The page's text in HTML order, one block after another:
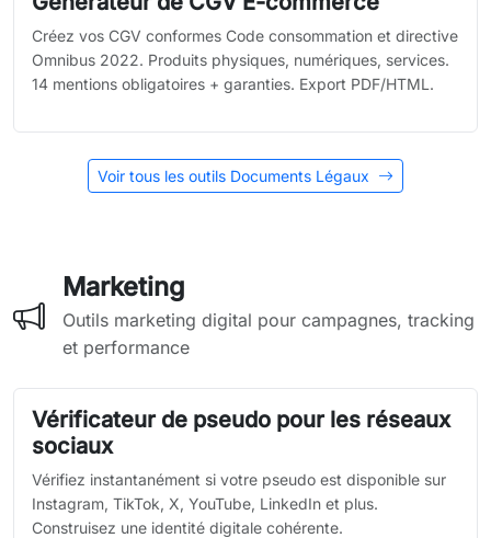
Créez vos CGV conformes Code consommation et directive
Omnibus 2022. Produits physiques, numériques, services.
14 mentions obligatoires + garanties. Export PDF/HTML.
Voir tous les outils Documents Légaux
Marketing
Outils marketing digital pour campagnes, tracking
et performance
Vérificateur de pseudo pour les réseaux
sociaux
Vérifiez instantanément si votre pseudo est disponible sur
Instagram, TikTok, X, YouTube, LinkedIn et plus.
Construisez une identité digitale cohérente.